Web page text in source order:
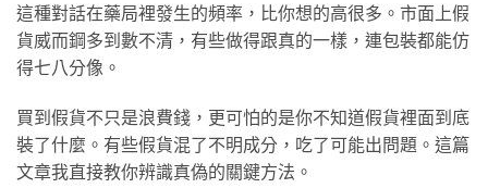
這種對話在藥局裡發生的頻率，比你想的高很多。市面上假
貨威而鋼多到數不清，有些做得跟真的一樣，連包裝都能仿
得七八分像。
買到假貨不只是浪費錢，更可怕的是你不知道假貨裡面到底
裝了什麼。有些假貨混了不明成分，吃了可能出問題。這篇
文章我直接教你辨識真偽的關鍵方法。